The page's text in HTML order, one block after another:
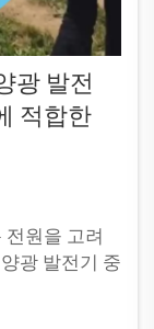
광 발전
적합한
원을 고려
광 발전기 중
토해 보셨을
화된 기능